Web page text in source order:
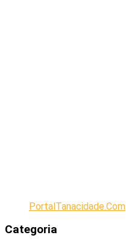
PortalTanacidade.Com
Categoria